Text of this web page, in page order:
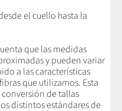
el cuello hasta la
que las medidas
y pueden variar
a las características
que utilizamos. Esta
de tallas
distintos estándares de